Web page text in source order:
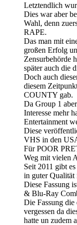
Letztendlich
Dies war aber
Wahl, denn
RAPE.
Das man mit
großen Erfolg
Zensurbehörde
später auch die
Doch auch
diesem
COUNTY gab.
Da Group 1
Interesse mehr
Entertainment
Diese
VHS in den
Für POOR
Weg mit vielen
Seit 2011 gibt
in guter
Diese Fassung
& Blu-Ray
Die Fassung
vergessen da
hatte un zudem